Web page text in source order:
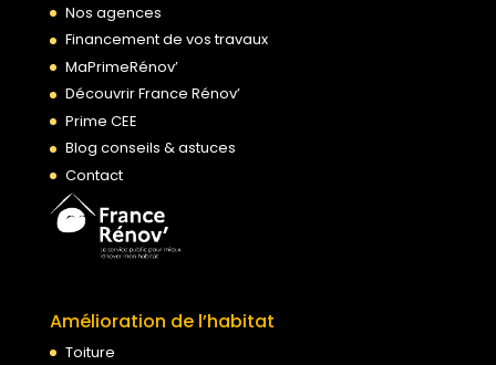
Nos agences
Financement de vos travaux
MaPrimeRénov’
Découvrir France Rénov’
Prime CEE
Blog conseils & astuces
Contact
Amélioration de l’habitat
Toiture